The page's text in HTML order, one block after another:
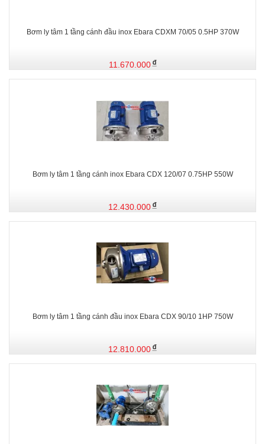
Bơm ly tâm 1 tầng cánh đầu inox Ebara CDXM 70/05 0.5HP 370W
11.670.000
Bơm ly tâm 1 tầng cánh inox Ebara CDX 120/07 0.75HP 550W
12.430.000
Bơm ly tâm 1 tầng cánh đầu inox Ebara CDX 90/10 1HP 750W
12.810.000